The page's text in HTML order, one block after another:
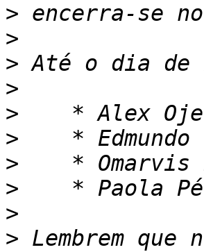
>
>
>
>
>
>
>
>
>
> Lembrem que